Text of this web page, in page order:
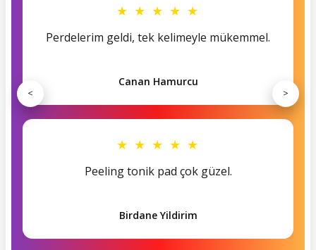
★ ★ ★ ★ ★
Perdelerim geldi, tek kelimeyle mükemmel.
Canan Hamurcu
★ ★ ★ ★ ★
Peeling tonik pad çok güzel.
Birdane Yildirim
< >